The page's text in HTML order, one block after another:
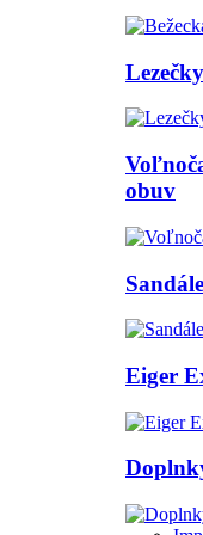
Lezečky
obuv
Eiger